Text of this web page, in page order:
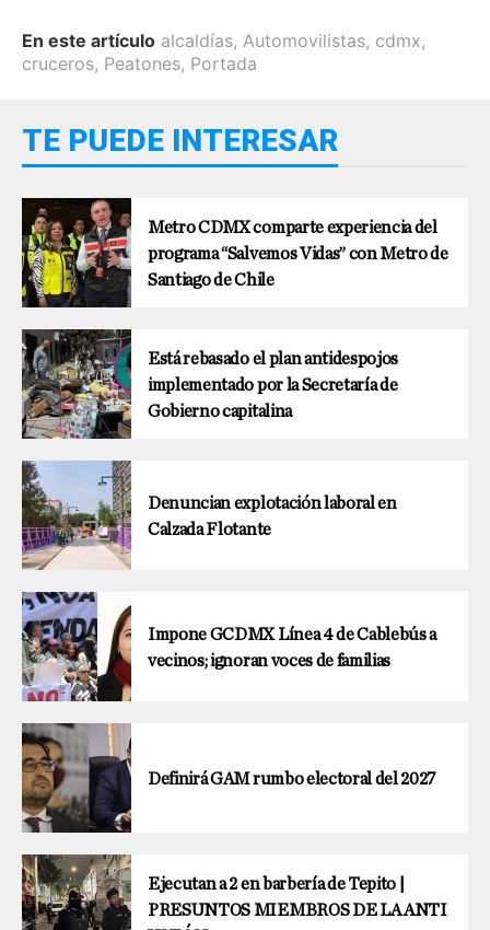
En este artículo alcaldías, Automovilistas, cdmx,
cruceros, Peatones, Portada
TE PUEDE INTERESAR
Metro CDMX comparte experiencia del
programa “Salvemos Vidas” con Metro de
Santiago de Chile
Está rebasado el plan antidespojos
implementado por la Secretaría de
Gobierno capitalina
Denuncian explotación laboral en
Calzada Flotante
Impone GCDMX Línea 4 de Cablebús a
vecinos; ignoran voces de familias
Definirá GAM rumbo electoral del 2027
Ejecutan a 2 en barbería de Tepito |
PRESUNTOS MIEMBROS DE LA ANTI